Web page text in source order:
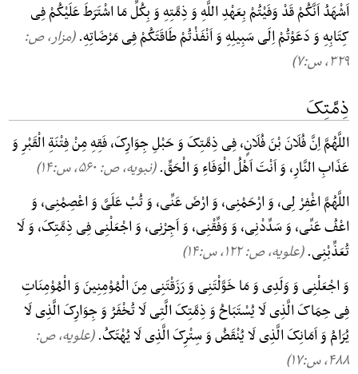
اَشْهَدُ اَنَّکُمْ قَدْ وَفَیْتُمْ بِعَهْدِ اللَّهِ وَ ذِمَّتِهِ وَ بِکُلِّ مَا اشْتَرَطَ عَلَیْکُمْ فِی
کِتَابِهِ وَ دَعَوْتُمْ اِلَی سَبِیلِهِ وَ اَنْفَذْتُمْ طَاقَتَکُمْ فِی مَرْضَاتِهِ.(مزار، ص:
۳۲۹, س:۷)
ذِمَّتِکَ
اللَّهُمَّ اِنَّ فُلَانَ بْنَ فُلَانٍ، فِی ذِمَّتِکَ وَ حَبْلِ جِوَارِکَ، فَقِهِ مِنْ فِتْنَةِ الْقَبْرِ وَ
عَذَابِ النَّارِ، وَ اَنْتَ اَهْلُ الْوَفَاءِ وَ الْحَقِّ.(نبویه، ص: ۵۶۰, س:۱۴)
اللَّهُمَّ اغْفِرْ لِی، وَ ارْحَمْنِی، وَ ارْضَ عَنِّی، وَ تُبْ عَلَیَّ وَ اعْصِمْنِی، وَ
اعْفُ عَنِّی، وَ سَدِّدْنِی، وَ وَفِّقْنِی، وَ اَجِرْنِی، وَ اجْعَلْنِی فِی ذِمَّتِکَ، وَ لَا
تُعَذِّبْنِی.(علویه، ص: ۱۲۲, س:۱۴)
وَ اجْعَلْنِی وَ وَلَدِی وَ مَا خَوَّلْتَنِی وَ رَزَقْتَنِی مِنَ الْمُوْمِنِینَ وَ الْمُوْمِنَاتِ
فِی حِمَاکَ الَّذِی لَا یُسْتَبَاحُ وَ ذِمَّتِکَ الَّتِی لَا تُخْفَرُ وَ جِوَارِکَ الَّذِی لَا
یُرَامُ وَ اَمَانِکَ الَّذِی لَا یُنْقَضُ وَ سِتْرِکَ الَّذِی لَا یُهْتَکُ.(علویه، ص:
۴۸۸, س:۱۷)